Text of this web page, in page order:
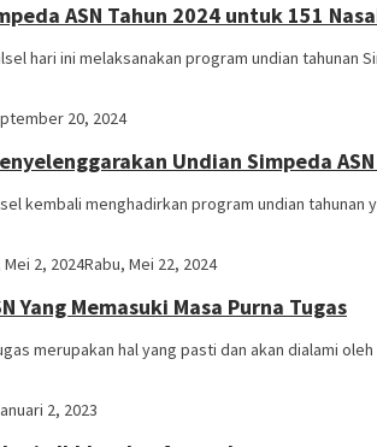
ASN Tahun 2024 untuk 151
hari ini melaksanakan program undian tahunan
20, 2024
Undian Simpeda
kembali menghadirkan program undian
2, 2024Rabu, Mei 22, 2024
Yang Memasuki Masa Purna Tugas
merupakan hal yang pasti dan akan dialami
2, 2023